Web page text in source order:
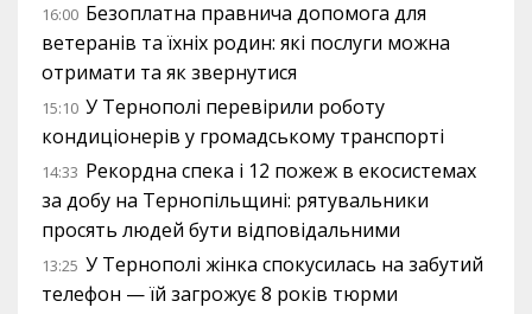
16:00 Безоплатна правнича допомога для
ветеранів та їхніх родин: які послуги можна
отримати та як звернутися
15:10 У Тернополі перевірили роботу
кондиціонерів у громадському транспорті
14:33 Рекордна спека і 12 пожеж в екосистемах
за добу на Тернопільщині: рятувальники
просять людей бути відповідальними
13:25 У Тернополі жінка спокусилась на забутий
телефон — їй загрожує 8 років тюрми